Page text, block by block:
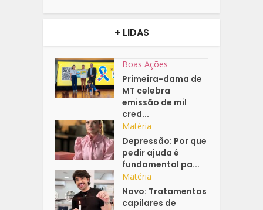
+ LIDAS
Boas Ações
Primeira-dama de
MT celebra
emissão de mil
cred...
Matéria
Depressão: Por que
pedir ajuda é
fundamental pa...
Matéria
Novo: Tratamentos
capilares de